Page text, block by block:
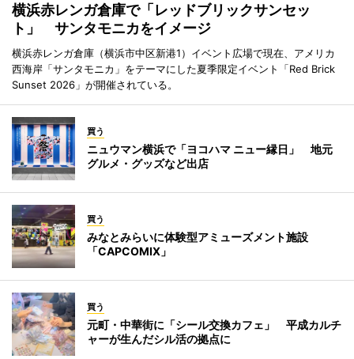
横浜赤レンガ倉庫で「レッドブリックサンセッ
ト」 サンタモニカをイメージ
横浜赤レンガ倉庫（横浜市中区新港1）イベント広場で現在、アメリカ
西海岸「サンタモニカ」をテーマにした夏季限定イベント「Red Brick
Sunset 2026」が開催されている。
買う
ニュウマン横浜で「ヨコハマ ニュー縁日」 地元
グルメ・グッズなど出店
買う
みなとみらいに体験型アミューズメント施設
「CAPCOMIX」
買う
元町・中華街に「シール交換カフェ」 平成カルチ
ャーが生んだシル活の拠点に